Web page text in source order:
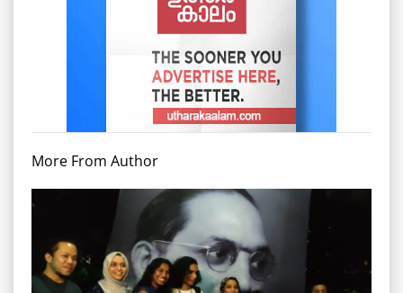
More From Author